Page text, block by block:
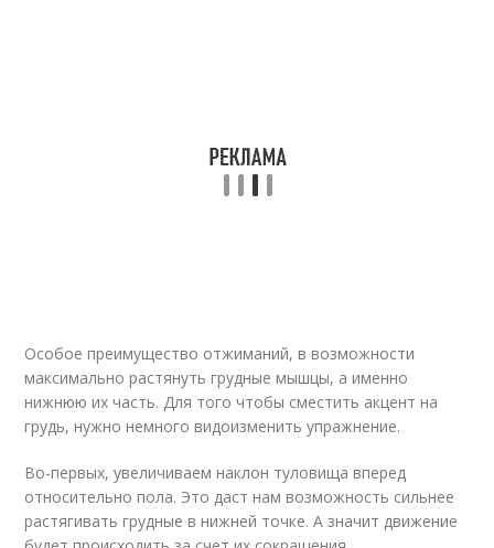
Особое преимущество отжиманий, в возможности
максимально растянуть грудные мышцы, а именно
нижнюю их часть. Для того чтобы сместить акцент на
грудь, нужно немного видоизменить упражнение.
Во-первых, увеличиваем наклон туловища вперед
относительно пола. Это даст нам возможность сильнее
растягивать грудные в нижней точке. А значит движение